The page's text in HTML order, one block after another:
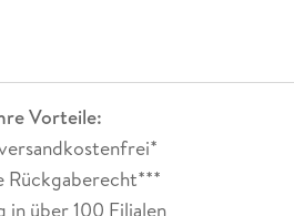
Vorteile:
Rückgaberecht***
in über 100 Filialen